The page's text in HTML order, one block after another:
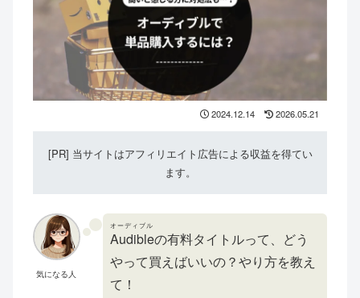
2024.12.14 2026.05.21
[PR] 当サイトはアフィリエイト広告による収益を得てい
ます。
気になる人
Audible
オーディブル
の有料タイトルって、どう
やって買えばいいの？やり方を教え
て！